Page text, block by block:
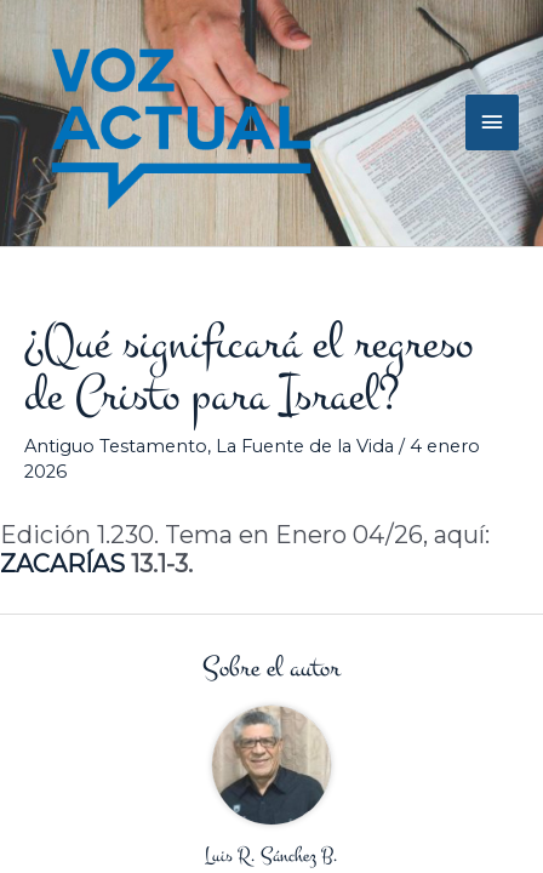
contenido
¿Qué significará el regreso
de Cristo para Israel?
Antiguo Testamento, La Fuente de la Vida / 4 enero
2026
Edición 1.230. Tema en Enero 04/26, aquí:
ZACARÍAS 13.1-3.
Sobre el autor
Luis R. Sánchez B.